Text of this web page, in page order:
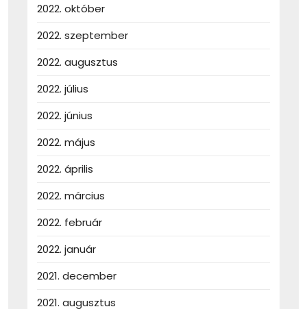
2022. október
2022. szeptember
2022. augusztus
2022. július
2022. június
2022. május
2022. április
2022. március
2022. február
2022. január
2021. december
2021. augusztus